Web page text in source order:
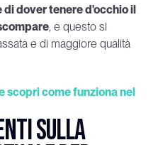
di dover tenere d'occhio il
, e questo si
e di maggiore qualità
scopri come funziona nel
sulla